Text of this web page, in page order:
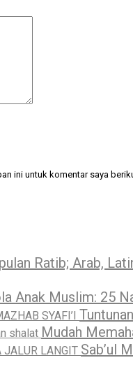
ini untuk komentar saya
Ratib; Arab,
Anak Muslim: 25
Mudah
Sab’ul